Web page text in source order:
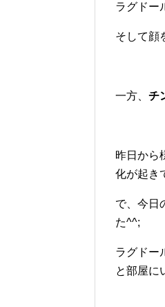
ラグドー
そして顔
一方、 チ
昨日から
化が起き
で、今日
た^^;
ラグドー
と部屋に